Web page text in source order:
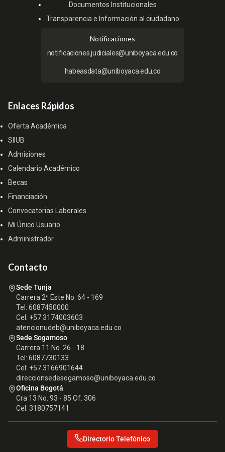
Documentos Institucionales
Transparencia e Información al ciudadano
Notificaciones
notificaciones.judiciales@uniboyaca.edu.co
habeasdata@uniboyaca.edu.co
Enlaces Rápidos
Oferta Académica
SIIUB
Admisiones
Calendario Académico
Becas
Financiación
Convocatorias Laborales
Mi Único Usuario
Administrador
Contacto
Sede Tunja
Carrera 2ª Este No. 64 - 169
Tel: 6087450000
Cel: +57 3174003603
atencionudeb@uniboyaca.edu.co
Sede Sogamoso
Carrera 11 No. 26 - 18
Tel: 6087730133
Cel: +57 3166901644
direccionsedesogamoso@uniboyaca.edu.co
Oficina Bogotá
Cra 13 No. 93 - 85 Of. 306
Cel: 3180757141
Directorio Telefónico